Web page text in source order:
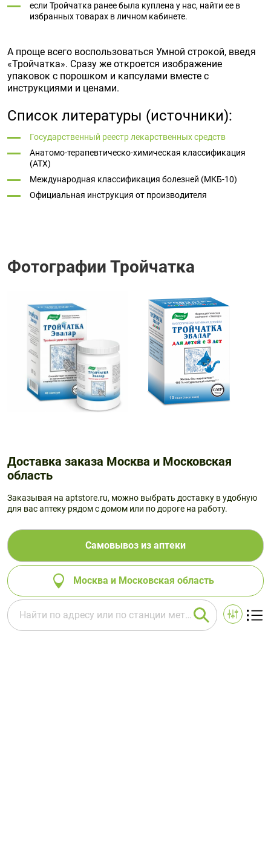
если Тройчатка ранее была куплена у нас, найти ее в
избранных товарах в личном кабинете.
А проще всего воспользоваться Умной строкой, введя
«Тройчатка». Сразу же откроется изображение
упаковок с порошком и капсулами вместе с
инструкциями и ценами.
Список литературы (источники):
Государственный реестр лекарственных средств
Анатомо-терапевтическо-химическая классификация
(ATX)
Международная классификация болезней (МКБ-10)
Официальная инструкция от производителя
Фотографии Тройчатка
Доставка заказа Москва и Московская
область
Заказывая на aptstore.ru, можно выбрать доставку в удобную
для вас аптеку рядом с домом или по дороге на работу.
Самовывоз из аптеки
Москва и Московская область